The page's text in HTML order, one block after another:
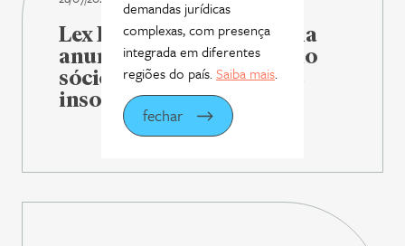
Lex Legal Brasil | Madrona
anuncia Fábio Rosas como
sócio de reestruturação e
insolvência
demandas jurídicas
complexas, com presença
integrada em diferentes
regiões do país.Saiba mais.
fechar